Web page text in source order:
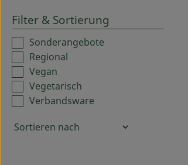
Filter & Sortierung
Sonderangebote
Regional
Vegan
Vegetarisch
Verbandsware